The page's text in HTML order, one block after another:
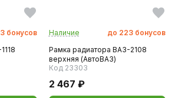
бонусов
Наличие до 223 бонусов
Рамка радиатора ВАЗ-2108
верхняя (АвтоВАЗ)
Код 23303
2 467 ₽